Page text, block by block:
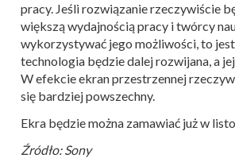
pracy. Jeśli rozwiązanie rzeczywiście
większą wydajnością pracy i twórcy
wykorzystywać jego możliwości, to jest
technologia będzie dalej rozwijana, a
W efekcie ekran przestrzennej
się bardziej powszechny.
Ekra będzie można zamawiać już w
Źródło: Sony